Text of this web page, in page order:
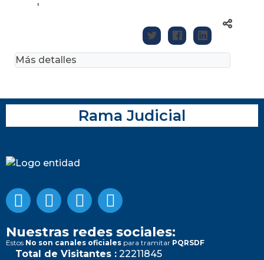
'
Más detalles
Rama Judicial
Nuestras redes sociales:
Estos No son canales oficiales para tramitar PQRSDF
Total de Visitantes : 22211845